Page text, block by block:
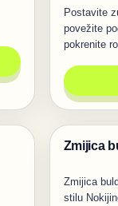
Postavite
povežite
pokrenite
Igre
Zmijica
Zmijica
stilu